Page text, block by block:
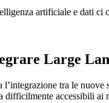
artificiale e dati ci
Large
tra le
difficilmente accessibili ai